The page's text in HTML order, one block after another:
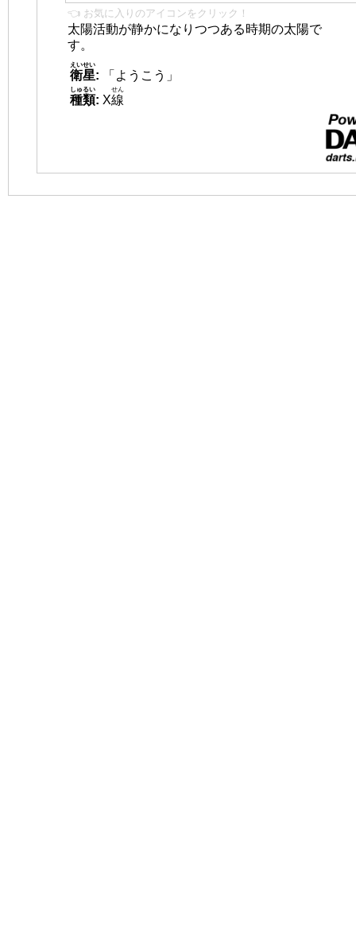
👈 お気に入りのアイコンをクリック！
太陽活動が静かになりつつある時期の太陽で
す。
衛星
えいせい
:
「ようこう」
種類
しゅるい
: X線
せん